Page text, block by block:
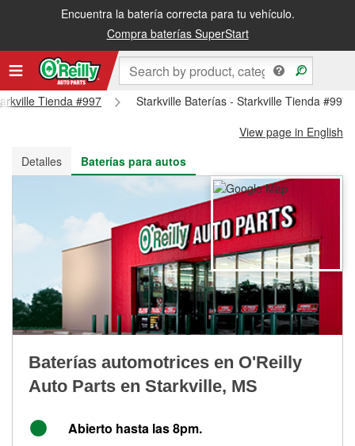
Encuentra la batería correcta para tu vehículo.
Compra baterías SuperStart
Recibe tu orden gratis al día siguiente o recógela en la tienda
Tienda #997
Starkville Baterías - Starkville Tienda #997
View page in English
Detalles
Baterías para autos
Baterías automotrices en O'Reilly
Auto Parts en Starkville, MS
Abierto hasta las 8pm.